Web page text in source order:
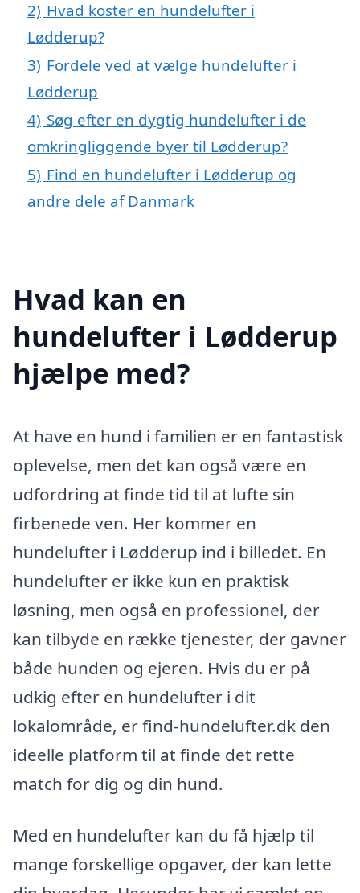
2) Hvad koster en hundelufter i
Lødderup?
3) Fordele ved at vælge hundelufter i
Lødderup
4) Søg efter en dygtig hundelufter i de
omkringliggende byer til Lødderup?
5) Find en hundelufter i Lødderup og
andre dele af Danmark
Hvad kan en
hundelufter i Lødderup
hjælpe med?
At have en hund i familien er en fantastisk
oplevelse, men det kan også være en
udfordring at finde tid til at lufte sin
firbenede ven. Her kommer en
hundelufter i Lødderup ind i billedet. En
hundelufter er ikke kun en praktisk
løsning, men også en professionel, der
kan tilbyde en række tjenester, der gavner
både hunden og ejeren. Hvis du er på
udkig efter en hundelufter i dit
lokalområde, er find-hundelufter.dk den
ideelle platform til at finde det rette
match for dig og din hund.
Med en hundelufter kan du få hjælp til
mange forskellige opgaver, der kan lette